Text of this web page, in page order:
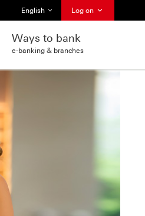
Select language
English Log on
Ways to bank
e-banking & branches